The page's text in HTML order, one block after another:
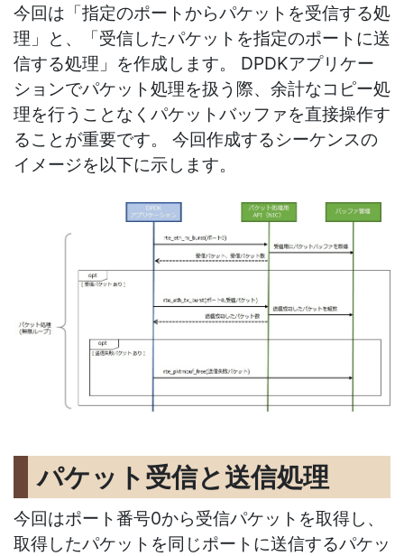
今回は「指定のポートからパケットを受信する処
理」と、「受信したパケットを指定のポートに送
信する処理」を作成します。 DPDKアプリケー
ションでパケット処理を扱う際、余計なコピー処
理を行うことなくパケットバッファを直接操作す
ることが重要です。 今回作成するシーケンスの
イメージを以下に示します。
パケット受信と送信処理
今回はポート番号0から受信パケットを取得し、
取得したパケットを同じポートに送信するパケッ